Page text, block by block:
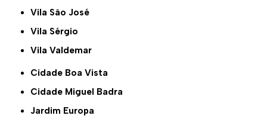
Vila São José
Vila Sérgio
Vila Valdemar
Cidade Boa Vista
Cidade Miguel Badra
Jardim Europa